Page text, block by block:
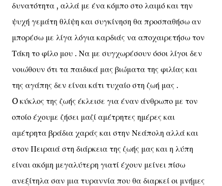
δυνατότητα , αλλά με ένα κόμπο στο λαιμό και την
ψυχή γεμάτη θλίψη και συγκίνηση θα προσπαθήσω αν
μπορέσω με λίγα λόγια καρδιάς να αποχαιρετήσω τον
Τάκη το φίλο μου . Να με συγχωρέσουν όσοι λίγοι δεν
νοιώθουν ότι τα παιδικά μας βιώματα της φιλίας και
της αγάπης δεν είναι κάτι τυχαίο στη ζωή μας .
O κύκλος της ζωής έκλεισε για έναν άνθρωπο με τον
οποίο έχουμε ζήσει μαζί αμέτρητες ημέρες και
αμέτρητα βράδια χαράς και στην Νεάπολη αλλά και
στον Πειραιά στη διάρκεια της ζωής μας και η λύπη
είναι ακόμη μεγαλύτερη γιατί έχουν μείνει πίσω
ανεξίτηλα σαν μια τυραννία που θα διαρκεί οι μνήμες